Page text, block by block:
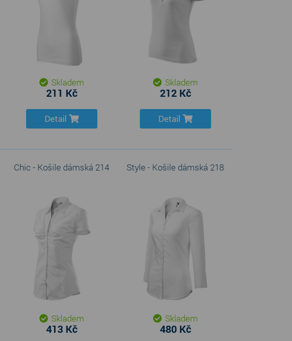
Skladem
211 Kč
Detail
Skladem
212 Kč
Detail
Chic - Košile dámská 214
Skladem
413 Kč
Style - Košile dámská 218
Skladem
480 Kč